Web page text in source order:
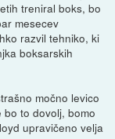
treniral boks, bo
mesecev
razvil tehniko, ki
boksarskih
močno levico
to dovolj, bomo
upravičeno velja